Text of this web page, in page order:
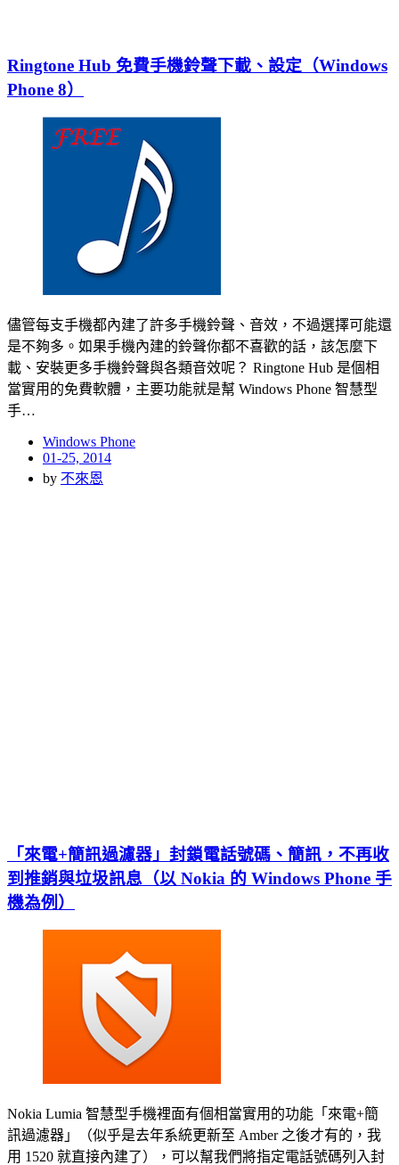
Ringtone Hub 免費手機鈴聲下載、設定（Windows
Phone 8）
儘管每支手機都內建了許多手機鈴聲、音效，不過選擇可能還
是不夠多。如果手機內建的鈴聲你都不喜歡的話，該怎麼下
載、安裝更多手機鈴聲與各類音效呢？ Ringtone Hub 是個相
當實用的免費軟體，主要功能就是幫 Windows Phone 智慧型
手…
Windows Phone
Posted
on
01-25, 2014
by 不來恩
「來電+簡訊過濾器」封鎖電話號碼、簡訊，不再收
到推銷與垃圾訊息（以 Nokia 的 Windows Phone 手
機為例）
Nokia Lumia 智慧型手機裡面有個相當實用的功能「來電+簡
訊過濾器」（似乎是去年系統更新至 Amber 之後才有的，我
用 1520 就直接內建了），可以幫我們將指定電話號碼列入封